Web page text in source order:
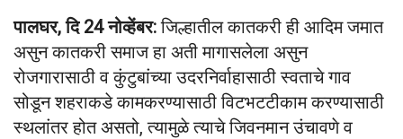
पालघर, दि 24 नोव्हेंबर:जिल्हातील कातकरी ही आदिम जमात
असुन कातकरी समाज हा अती मागासलेला असुन
रोजगारासाठी व कुंटुबांच्या उदरनिर्वाहासाठी स्वताचे गाव
सोडून शहराकडे कामकरण्यासाठी विटभटटीकाम करण्यासाठी
स्थलांतर होत असतो, त्यामुळे त्याचे जिवनमान उंचावणे व